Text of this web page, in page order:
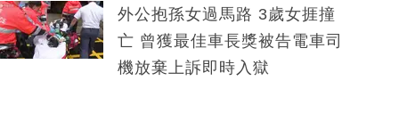
外公抱孫女過馬路 3歲女捱撞
亡 曾獲最佳車長獎被告電車司
機放棄上訴即時入獄